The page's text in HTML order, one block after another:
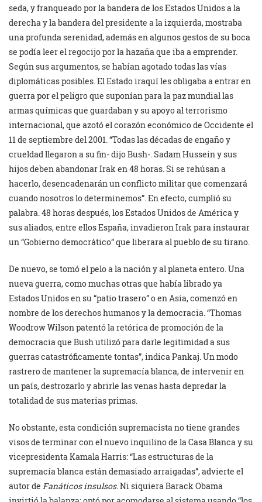
seda, y franqueado por la bandera de los Estados Unidos a la
derecha y la bandera del presidente a la izquierda, mostraba
una profunda serenidad, además en algunos gestos de su boca
se podía leer el regocijo por la hazaña que iba a emprender.
Según sus argumentos, se habían agotado todas las vías
diplomáticas posibles. El Estado iraquí les obligaba a entrar en
guerra por el peligro que suponían para la paz mundial las
armas químicas que guardaban y su apoyo al terrorismo
internacional, que azotó el corazón económico de Occidente el
11 de septiembre del 2001. “Todas las décadas de engaño y
crueldad llegaron a su fin- dijo Bush-. Sadam Hussein y sus
hijos deben abandonar Irak en 48 horas. Si se rehúsan a
hacerlo, desencadenarán un conflicto militar que comenzará
cuando nosotros lo determinemos”. En efecto, cumplió su
palabra. 48 horas después, los Estados Unidos de América y
sus aliados, entre ellos España, invadieron Irak para instaurar
un “Gobierno democrático” que liberara al pueblo de su tirano.
De nuevo, se tomó el pelo a la nación y al planeta entero. Una
nueva guerra, como muchas otras que había librado ya
Estados Unidos en su “patio trasero” o en Asia, comenzó en
nombre de los derechos humanos y la democracia. “Thomas
Woodrow Wilson patentó la retórica de promoción de la
democracia que Bush utilizó para darle legitimidad a sus
guerras catastróficamente tontas”, indica Pankaj. Un modo
rastrero de mantener la supremacía blanca, de intervenir en
un país, destrozarlo y abrirle las venas hasta depredar la
totalidad de sus materias primas.
No obstante, esta condición supremacista no tiene grandes
visos de terminar con el nuevo inquilino de la Casa Blanca y su
vicepresidenta Kamala Harris: “Las estructuras de la
supremacía blanca están demasiado arraigadas”, advierte el
autor de Fanáticos insulsos. Ni siquiera Barack Obama